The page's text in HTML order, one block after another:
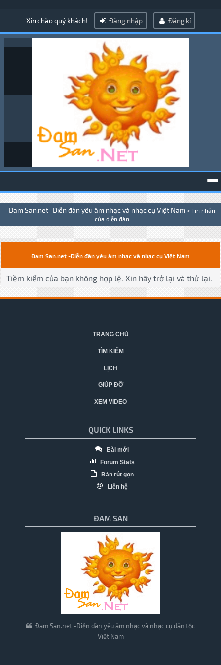
Xin chào quý khách! Đăng nhập Đăng kí
Đam San.net -Diễn đàn yêu âm nhạc và nhạc cụ Việt Nam > Tin nhắn
của diễn đàn
Đam San.net -Diễn đàn yêu âm nhạc và nhạc cụ Việt Nam
Tiềm kiếm của bạn không hợp lệ. Xin hãy trở lại và thử lại.
TRANG CHỦ
TÌM KIẾM
LỊCH
GIÚP ĐỠ
XEM VIDEO
QUICK LINKS
Bài mới
Forum Stats
Bản rút gọn
Liên hệ
ĐAM SAN
Đam San.net -Diễn đàn yêu âm nhạc và nhạc cụ dân tộc
Việt Nam